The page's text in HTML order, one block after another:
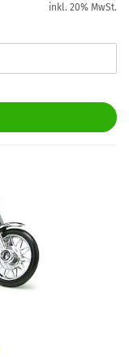
inkl. 20% MwSt.